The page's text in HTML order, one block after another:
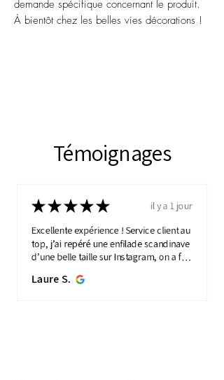
Témoignages
★★★★★
il y a 1 jour
Excellente expérience ! Service client au
top, j’ai repéré une enfilade scandinave
d’une belle taille sur Instagram, on a fait
plus...MONTRE PLUS
Laure S.
demande spécifique concernant le produit.
À bientôt chez les belles vies décorations !